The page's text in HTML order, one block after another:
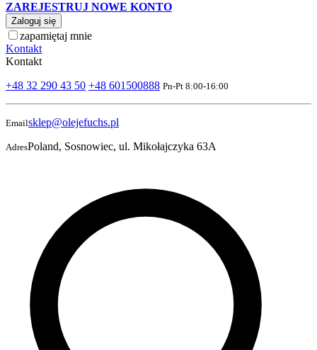
ZAREJESTRUJ NOWE KONTO
Zaloguj się
zapamiętaj mnie
Kontakt
Kontakt
+48 32 290 43 50 +48 601500888 Pn-Pt 8:00-16:00
Emailsklep@olejefuchs.pl
AdresPoland, Sosnowiec, ul. Mikołajczyka 63A